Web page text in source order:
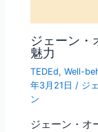
ジェーン・
魅力
TEDEd,Well-
年3月21日 / ジ
ン
ジェーン・オ